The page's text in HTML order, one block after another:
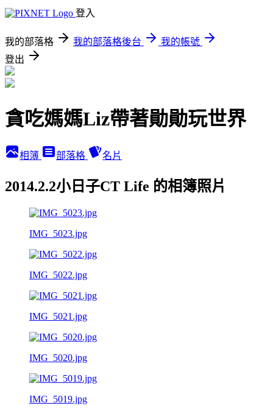
登入
我的部落格 我的部落格後台
我的帳號
登出
貪吃媽媽Liz帶著勛勛玩世界
相簿 部落格 名片
2014.2.2小日子CT Life 的相簿照片
IMG_5023.jpg
IMG_5022.jpg
IMG_5021.jpg
IMG_5020.jpg
IMG_5019.jpg